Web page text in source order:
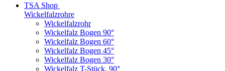
TSA Shop
Wickelfalzrohre
Wickelfalzrohr
Wickelfalz Bogen 90°
Wickelfalz Bogen 60°
Wickelfalz Bogen 45°
Wickelfalz Bogen 30°
Wickelfalz T-Stück, 90°